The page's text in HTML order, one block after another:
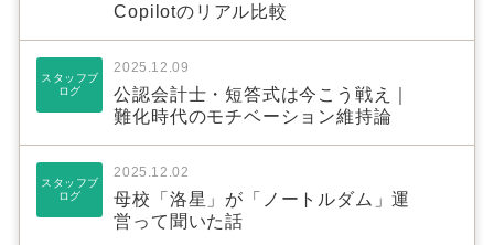
Copilotのリアル比較
スタッフブ
ログ
2025.12.09
公認会計士・短答式は今こう戦え｜
難化時代のモチベーション維持論
スタッフブ
ログ
2025.12.02
母校「洛星」が「ノートルダム」運
営って聞いた話